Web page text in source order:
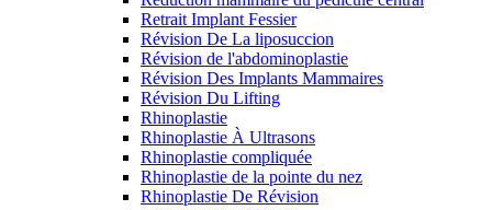
Retrait Implant Fessier
Révision De La liposuccion
Révision de l'abdominoplastie
Révision Des Implants Mammaires
Révision Du Lifting
Rhinoplastie
Rhinoplastie À Ultrasons
Rhinoplastie compliquée
Rhinoplastie de la pointe du nez
Rhinoplastie De Révision